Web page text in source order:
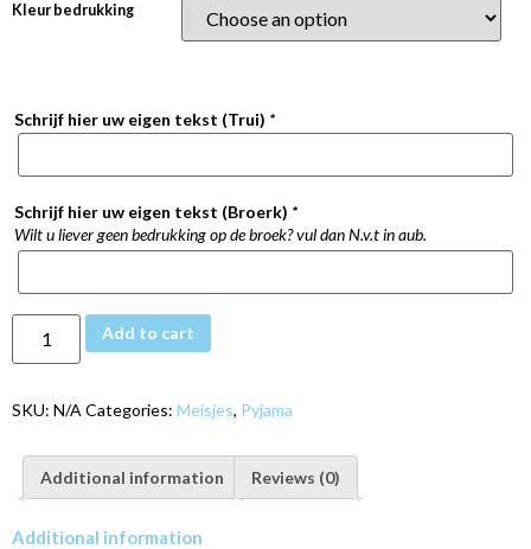
Kleur bedrukking
Schrijf hier uw eigen tekst (Trui) *
Schrijf hier uw eigen tekst (Broerk) *
Wilt u liever geen bedrukking op de broek? vul dan N.v.t in aub.
Add to cart
SKU: N/A Categories: Meisjes, Pyjama
Additional information Reviews (0)
Additional information